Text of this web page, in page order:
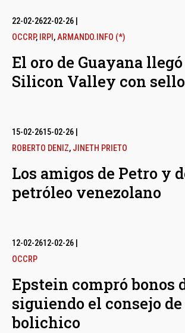
22-02-2622-02-26
OCCRP, IRPI ,ARMANDO.INFO (*)
El oro de Guayana
Silicon Valley con
15-02-2615-02-26
ROBERTO DENIZ, JINETH PRIETO
Los amigos de Petro y
petróleo venezolano
12-02-2612-02-26
OCCRP
Epstein compró bonos
siguiendo el consejo
bolichico